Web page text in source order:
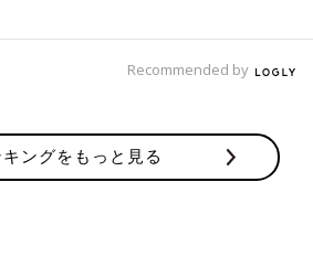
持ってやりたがったらチャレンジする
などの楽器演奏も手指の動きにとてもい
Recommended by
ングをもっと見る